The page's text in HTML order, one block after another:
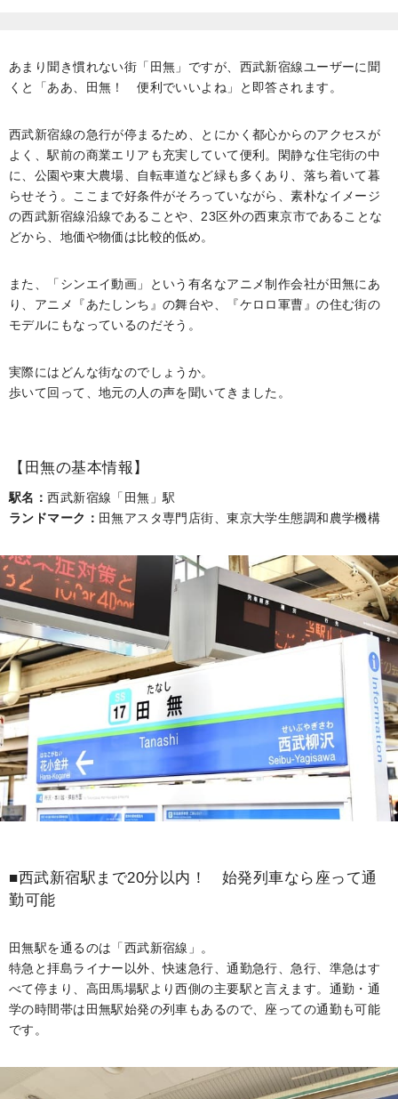
あまり聞き慣れない街「田無」ですが、西武新宿線ユーザーに聞
くと「ああ、田無！ 便利でいいよね」と即答されます。
西武新宿線の急行が停まるため、とにかく都心からのアクセスが
よく、駅前の商業エリアも充実していて便利。閑静な住宅街の中
に、公園や東大農場、自転車道など緑も多くあり、落ち着いて暮
らせそう。ここまで好条件がそろっていながら、素朴なイメージ
の西武新宿線沿線であることや、23区外の西東京市であることな
どから、地価や物価は比較的低め。
また、「シンエイ動画」という有名なアニメ制作会社が田無にあ
り、アニメ『あたしンち』の舞台や、『ケロロ軍曹』の住む街の
モデルにもなっているのだそう。
実際にはどんな街なのでしょうか。
歩いて回って、地元の人の声を聞いてきました。
【田無の基本情報】
駅名：西武新宿線「田無」駅
ランドマーク： 田無アスタ専門店街、東京大学生態調和農学機構
■西武新宿駅まで20分以内！ 始発列車なら座って通
勤可能
田無駅を通るのは「西武新宿線」。
特急と拝島ライナー以外、快速急行、通勤急行、急行、準急はす
べて停まり、高田馬場駅より西側の主要駅と言えます。通勤・通
学の時間帯は田無駅始発の列車もあるので、座っての通勤も可能
です。